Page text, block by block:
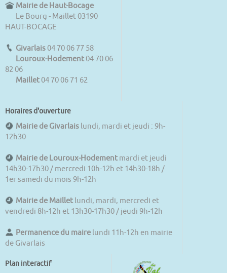
Mairie de Haut-Bocage
Le Bourg - Maillet 03190
HAUT-BOCAGE
Givarlais 04 70 06 77 58
Louroux-Hodement 04 70 06
82 06
Maillet 04 70 06 71 62
Horaires d'ouverture
Mairie de Givarlais lundi, mardi et jeudi : 9h-
12h30
Mairie de Louroux-Hodement mardi et jeudi
14h30-17h30 / mercredi 10h-12h et 14h30-18h /
1er samedi du mois 9h-12h
Mairie de Maillet lundi, mardi, mercredi et
vendredi 8h-12h et 13h30-17h30 / jeudi 9h-12h
Permanence du maire lundi 11h-12h en mairie
de Givarlais
Plan interactif